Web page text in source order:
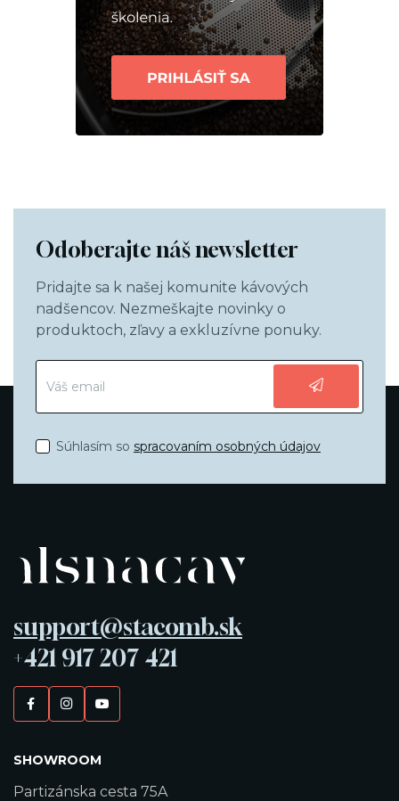
Odoberajte náš newsletter
Pridajte sa k našej komunite kávových
nadšencov. Nezmeškajte novinky o
produktoch, zľavy a exkluzívne ponuky.
Súhlasím so spracovaním osobných údajov
support@stacomb.sk
+421 917 207 421
SHOWROOM
Partizánska cesta 75A